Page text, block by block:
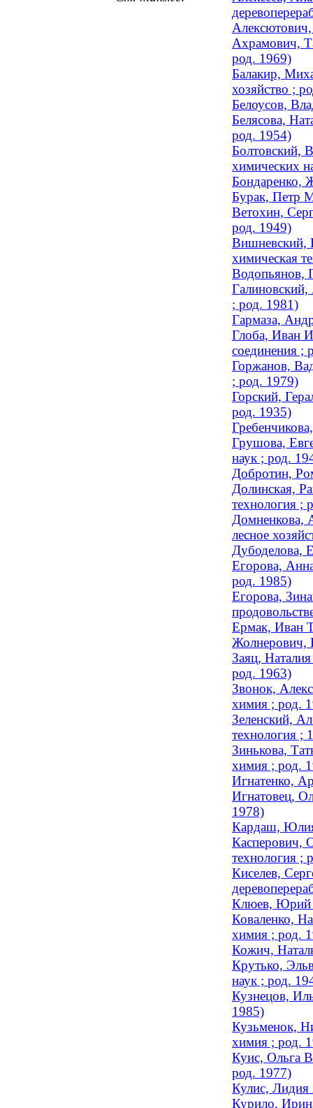
Ахрамович,
род. 1969)
Балакир,
хозяйство ;
Белоусов,
Белясова,
род. 1954)
Болтовский,
химических
Бондаренко,
Бурак, Петр
Ветохин,
род. 1949)
Вишневский,
химическая
Водопьянов,
Галиновский,
; род. 1981)
Гармаза,
Глоба, Иван
соединения ;
Горжанов,
; род. 1979)
Горский,
род. 1935)
Грушова,
наук ; род.
Добротин,
Долинская,
технология ;
Домненкова,
лесное
Дубоделова,
Егорова,
род. 1985)
Егорова,
Ермак, Иван
Жолнерович,
Заяц,
род. 1963)
Звонок,
химия ; род.
Зеленский,
технология ;
Зинькова,
химия ; род.
Игнатенко,
Игнатовец,
1978)
Кардаш, Юлия
Касперович,
технология ;
Киселев,
Клюев, Юрий
Коваленко,
химия ; род.
Кожич,
Крутько,
наук ; род.
Кузнецов,
1985)
Кузьменок,
химия ; род.
Куис, Ольга
род. 1977)
Кулис, Лидия
Курило,